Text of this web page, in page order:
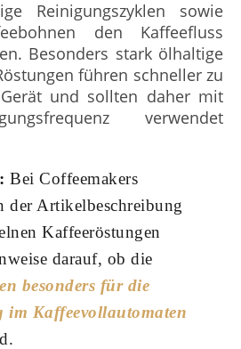
Reinigungszyklen sowie
den Kaffeefluss
Besonders stark ölhaltige
führen schneller zu
und sollten daher mit
verwendet
Bei Coffeemakers
der Artikelbeschreibung
Kaffeeröstungen
darauf, ob die
besonders für die
im Kaffeevollautomaten